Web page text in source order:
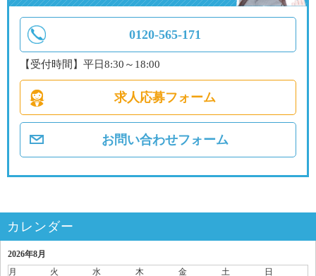
0120-565-171
【受付時間】平日8:30～18:00
求人応募フォーム
お問い合わせフォーム
カレンダー
2026年8月
月
火 水 木 金 土
日